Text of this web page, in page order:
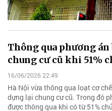
Thông qua phương
chung cư cũ khi 51%
16/06/2026 22:49
Hà Nội vừa thông qua loạt cơ
dựng lại chung cư cũ. Trong đó
được thông qua khi có từ 51%